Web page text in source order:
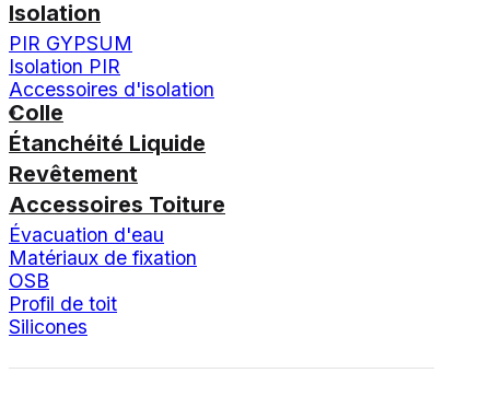
Isolation
PIR GYPSUM
Isolation PIR
Accessoires d'isolation
Colle
Étanchéité Liquide
Revêtement
Accessoires Toiture
Évacuation d'eau
Matériaux de fixation
OSB
Profil de toit
Silicones